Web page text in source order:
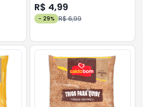
R$ 4,99
- 29% R$ 6,99